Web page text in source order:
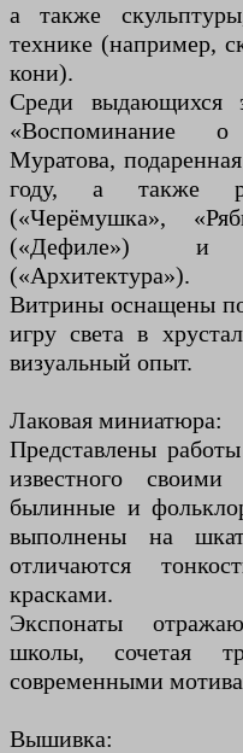
а также
технике (например,
кони).
Среди выдающихся
«Воспоминание
Муратова,
году, а также
(«Черёмушка»,
(«Дефиле») и
(«Архитектура»).
Витрины оснащены
игру света в
визуальный опыт.
Лаковая миниатюра:
Представлены
известного
былинные и
выполнены на
отличаются
красками.
Экспонаты
школы, сочетая
современными
Вышивка: